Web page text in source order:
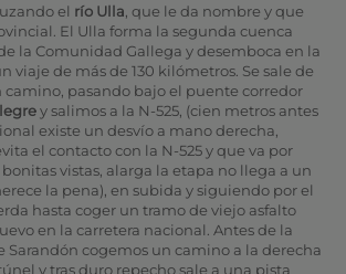
el río Ulla , que le da nombre y que
El Ulla forma la segunda cuenca
la Comunidad Gallega y desemboca en la
viaje de más de 130 kilómetros. Se sale de
camino, pasando bajo el puente corredor
y salimos a la N-525, (cien metros antes
existe un desvío a mano derecha,
el contacto con la N-525 y que va por
vistas, alarga la etapa no llega a un
la pena), en subida y siguiendo por el
hasta coger un tramo de viejo asfalto
en la carretera nacional. Antes de la
Sarandón cogemos un camino a la derecha
y tras duro repecho sale a una pista